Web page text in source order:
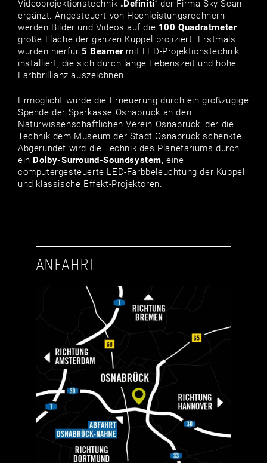
Videoprojektionstechnik „ Definiti“ der Firma Sky-Scan
ergänzt. Angesteuert von Hochleistungsrechnern
werden Bilder und Videos auf die 100 Quadratmeter
große Fläche der ganzen Kuppel projiziert. Erstmals
wurden hierfür 5 Beamermit LED-Projektionstechnik
installiert, die sich durch lange Lebenszeit und hohe
Farbbrillianz auszeichnen.
Ermöglicht wurde die Erneuerung durch ein großzügige
Spende der Sparkasse Osnabrück an den
Naturwissenschaftlichen Verein Osnabrück, der die
Technik dem Museum der Stadt Osnabrück schenkte.
Abgerundet wird die Technik des Planetariums durch
ein Dolby-Surround-Soundsystem, eine
computergesteuerte LED-Farbbeleuchtung der Kuppel
und klassische Effekt-Projektoren.
ANFAHRT